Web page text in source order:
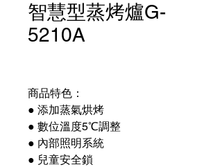
智慧型蒸烤爐G-
5210A
商品特色：
● 添加蒸氣烘烤
● 數位溫度5℃調整
● 內部照明系統
● 兒童安全鎖